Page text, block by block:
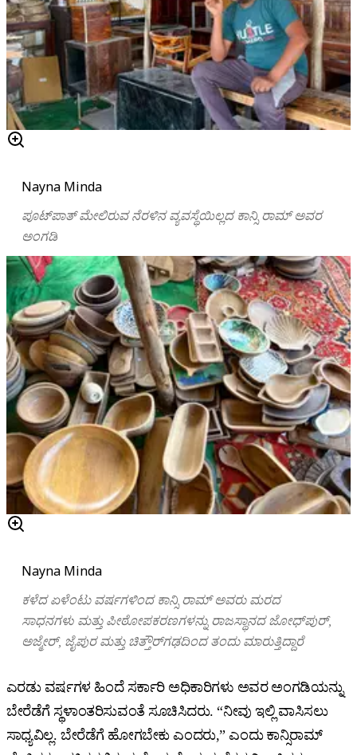
Nayna Minda
ಪೂಟ್‌ಪಾತ್‌ ಮೇಲಿರುವ ನೆರಳಿನ ವ್ಯವಸ್ಥೆಯಿಲ್ಲದ ಕಾನ್ಸಿ ರಾಮ್ ಅವರ
ಅಂಗಡಿ
Nayna Minda
ಕಳೆದ ಏಳೆಂಟು ವರ್ಷಗಳಿಂದ ಕಾನ್ಸಿ ರಾಮ್ ಅವರು ಮರದ
ಸಾಧನಗಳು ಮತ್ತು ಪೀಠೋಪಕರಣಗಳನ್ನು ರಾಜಸ್ಥಾನದ ಜೋಧ್‌ಪುರ್,
ಅಜ್ಮೇರ್, ಜೈಪುರ ಮತ್ತು ಚಿತ್ತೌರ್‌ಗಢದಿಂದ ತಂದು ಮಾರುತ್ತಿದ್ದಾರೆ
ಎರಡು ವರ್ಷಗಳ ಹಿಂದೆ ಸರ್ಕಾರಿ ಅಧಿಕಾರಿಗಳು ಅವರ ಅಂಗಡಿಯನ್ನು
ಬೇರೆಡೆಗೆ ಸ್ಥಳಾಂತರಿಸುವಂತೆ ಸೂಚಿಸಿದರು. “ನೀವು ಇಲ್ಲಿ ವಾಸಿಸಲು
ಸಾಧ್ಯವಿಲ್ಲ. ಬೇರೆಡೆಗೆ ಹೋಗಬೇಕು ಎಂದರು,” ಎಂದು ಕಾನ್ಸಿರಾಮ್